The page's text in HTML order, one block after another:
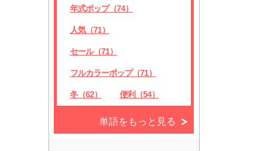
年式ポップ（74）
人気（71）
セール（71）
フルカラーポップ（71）
冬（62） 便利（54）
単語をもっと見る